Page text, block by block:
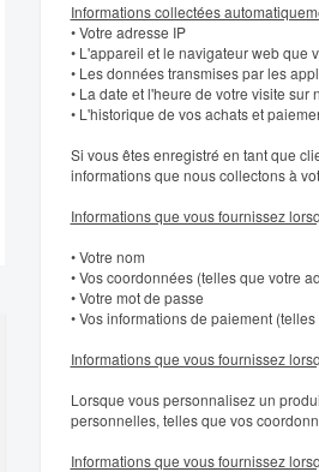
Informations collectées
• Votre adresse IP
• L'appareil et le navigateur web que
• Les données transmises par les
• La date et l'heure de votre visite
• L'historique de vos achats et
Si vous êtes enregistré en tant que
informations que nous collectons à
Informations que vous fournissez
• Votre nom
• Vos coordonnées (telles que votre
• Votre mot de passe
• Vos informations de paiement
Informations que vous fournissez
Lorsque vous personnalisez un
personnelles, telles que vos
Informations que vous fournissez